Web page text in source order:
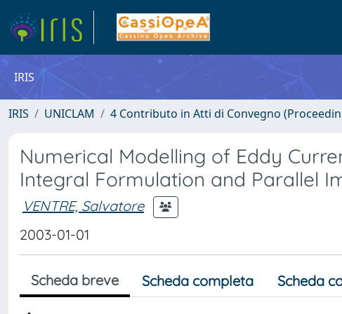
IRIS
IRIS UNICLAM 4 Contributo in Atti di Convegno
Numerical Modelling of Eddy
Integral Formulation and Parallel
VENTRE, Salvatore
2003-01-01
Scheda breve Scheda completa Scheda